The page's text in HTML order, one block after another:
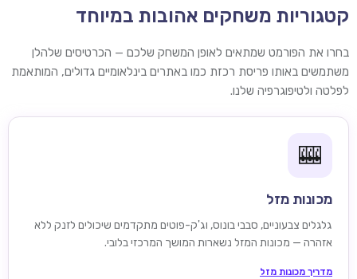
קטגוריות משחקים אהובות במיוחד
בחרו את הפורמט שמתאים לאופן המשחק שלכם — הכרטיסים שלהלן
משתמשים באותו פריסת רכזת כמו באתרים בינלאומיים גדולים, המותאמת
לפלטה ולטיפוגרפיה שלנו.
🎰
מכונות מזל
גלגלים צבעוניים, סבבי בונוס, וג'ק-פוטים מתקדמים שיכולים לזנק ללא
אזהרה — מכונות המזל נשארות המושך המרכזי בלובי.
מדריך מכונות מזל